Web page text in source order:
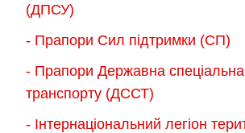
(ДПСУ)
- Прапори Сил підтримки (СП)
- Прапори Державна
транспорту (ДССТ)
- Інтернаціональний легіон